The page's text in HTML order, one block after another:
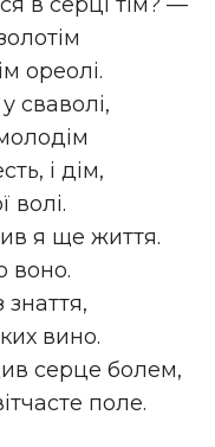
ореолі.
сваволі,
і дім,
волі.
я ще життя.
воно.
вино.
серце болем,
поле.